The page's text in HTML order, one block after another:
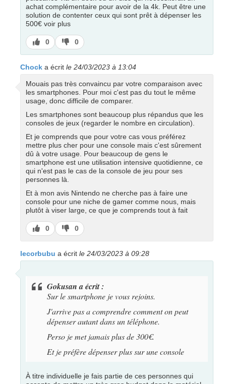
achat complémentaire pour avoir de la 4k. Peut être une
solution de contenter ceux qui sont prêt à dépenser les
500€ voir plus
J’aime
0
J’aime
pas
0
Chock a écrit le 24/03/2023 à 13:04
Mouais pas très convaincu par votre comparaison avec
les smartphones. Pour moi c'est pas du tout le même
usage, donc difficile de comparer.
Les smartphones sont beaucoup plus répandus que les
consoles de jeux (regarder le nombre en circulation).
Et je comprends que pour votre cas vous préférez
mettre plus cher pour une console mais c'est sûrement
dû à votre usage. Pour beaucoup de gens le
smartphone est une utilisation intensive quotidienne, ce
qui n'est pas le cas de la console de jeu pour ses
personnes là.
Et à mon avis Nintendo ne cherche pas à faire une
console pour une niche de gamer comme nous, mais
plutôt à viser large, ce que je comprends tout à fait
J’aime
0
J’aime
pas
0
lecorbubu a écrit le 24/03/2023 à 09:28
Gokusan a écrit :
Sur le smartphone je vous rejoins.
J'arrive pas a comprendre comment on peut
dépenser autant dans un téléphone.
Perso je met jamais plus de 300€.
Et je préfère dépenser plus sur une console
À titre individuelle je fais partie de ces personnes qui